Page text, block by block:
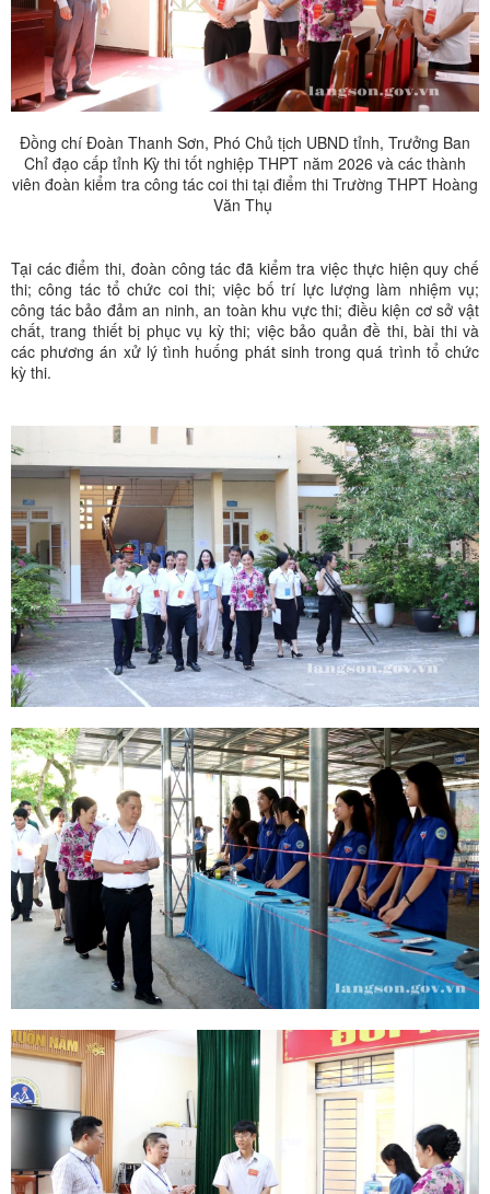
Đồng chí Đoàn Thanh Sơn, Phó Chủ tịch UBND tỉnh, Trưởng Ban
Chỉ đạo cấp tỉnh Kỳ thi tốt nghiệp THPT năm 2026 và các thành
viên đoàn kiểm tra công tác coi thi tại điểm thi Trường THPT Hoàng
Văn Thụ
Tại các điểm thi, đoàn công tác đã kiểm tra việc thực hiện quy chế
thi; công tác tổ chức coi thi; việc bố trí lực lượng làm nhiệm vụ;
công tác bảo đảm an ninh, an toàn khu vực thi; điều kiện cơ sở vật
chất, trang thiết bị phục vụ kỳ thi; việc bảo quản đề thi, bài thi và
các phương án xử lý tình huống phát sinh trong quá trình tổ chức
kỳ thi.